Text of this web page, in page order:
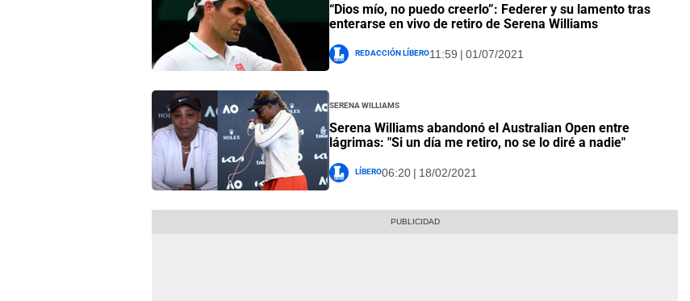
“Dios mío, no puedo creerlo”: Federer y su lamento tras
enterarse en vivo de retiro de Serena Williams
Redacción Líbero11:59 | 01/07/2021
Serena Williams
Serena Williams abandonó el Australian Open entre
lágrimas: "Si un día me retiro, no se lo diré a nadie"
Líbero06:20 | 18/02/2021